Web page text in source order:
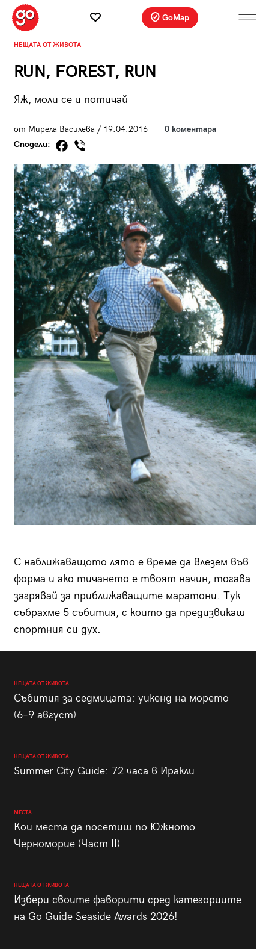
GoMap
НЕЩАТА ОТ ЖИВОТА
RUN, FOREST, RUN
Яж, моли се и потичай
от Мирела Василева / 19.04.2016
0 коментара
Сподели:
С наближаващото лято е време да влезем във
форма и ако тичането е твоят начин, тогава
загрявай за приближаващите маратони. Тук
събрахме 5 събития, с които да предизвикаш
спортния си дух.
НЕЩАТА ОТ ЖИВОТА
Събития за седмицата: уикенд на морето
(6–9 август)
НЕЩАТА ОТ ЖИВОТА
Summer City Guide: 72 часа в Иракли
МЕСТА
Кои места да посетиш по Южното
Черноморие (Част II)
НЕЩАТА ОТ ЖИВОТА
Избери своите фаворити сред категориите
на Go Guide Seaside Awards 2026!